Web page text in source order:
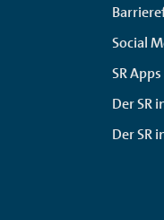
Social
SR Apps
Der SR
Der SR